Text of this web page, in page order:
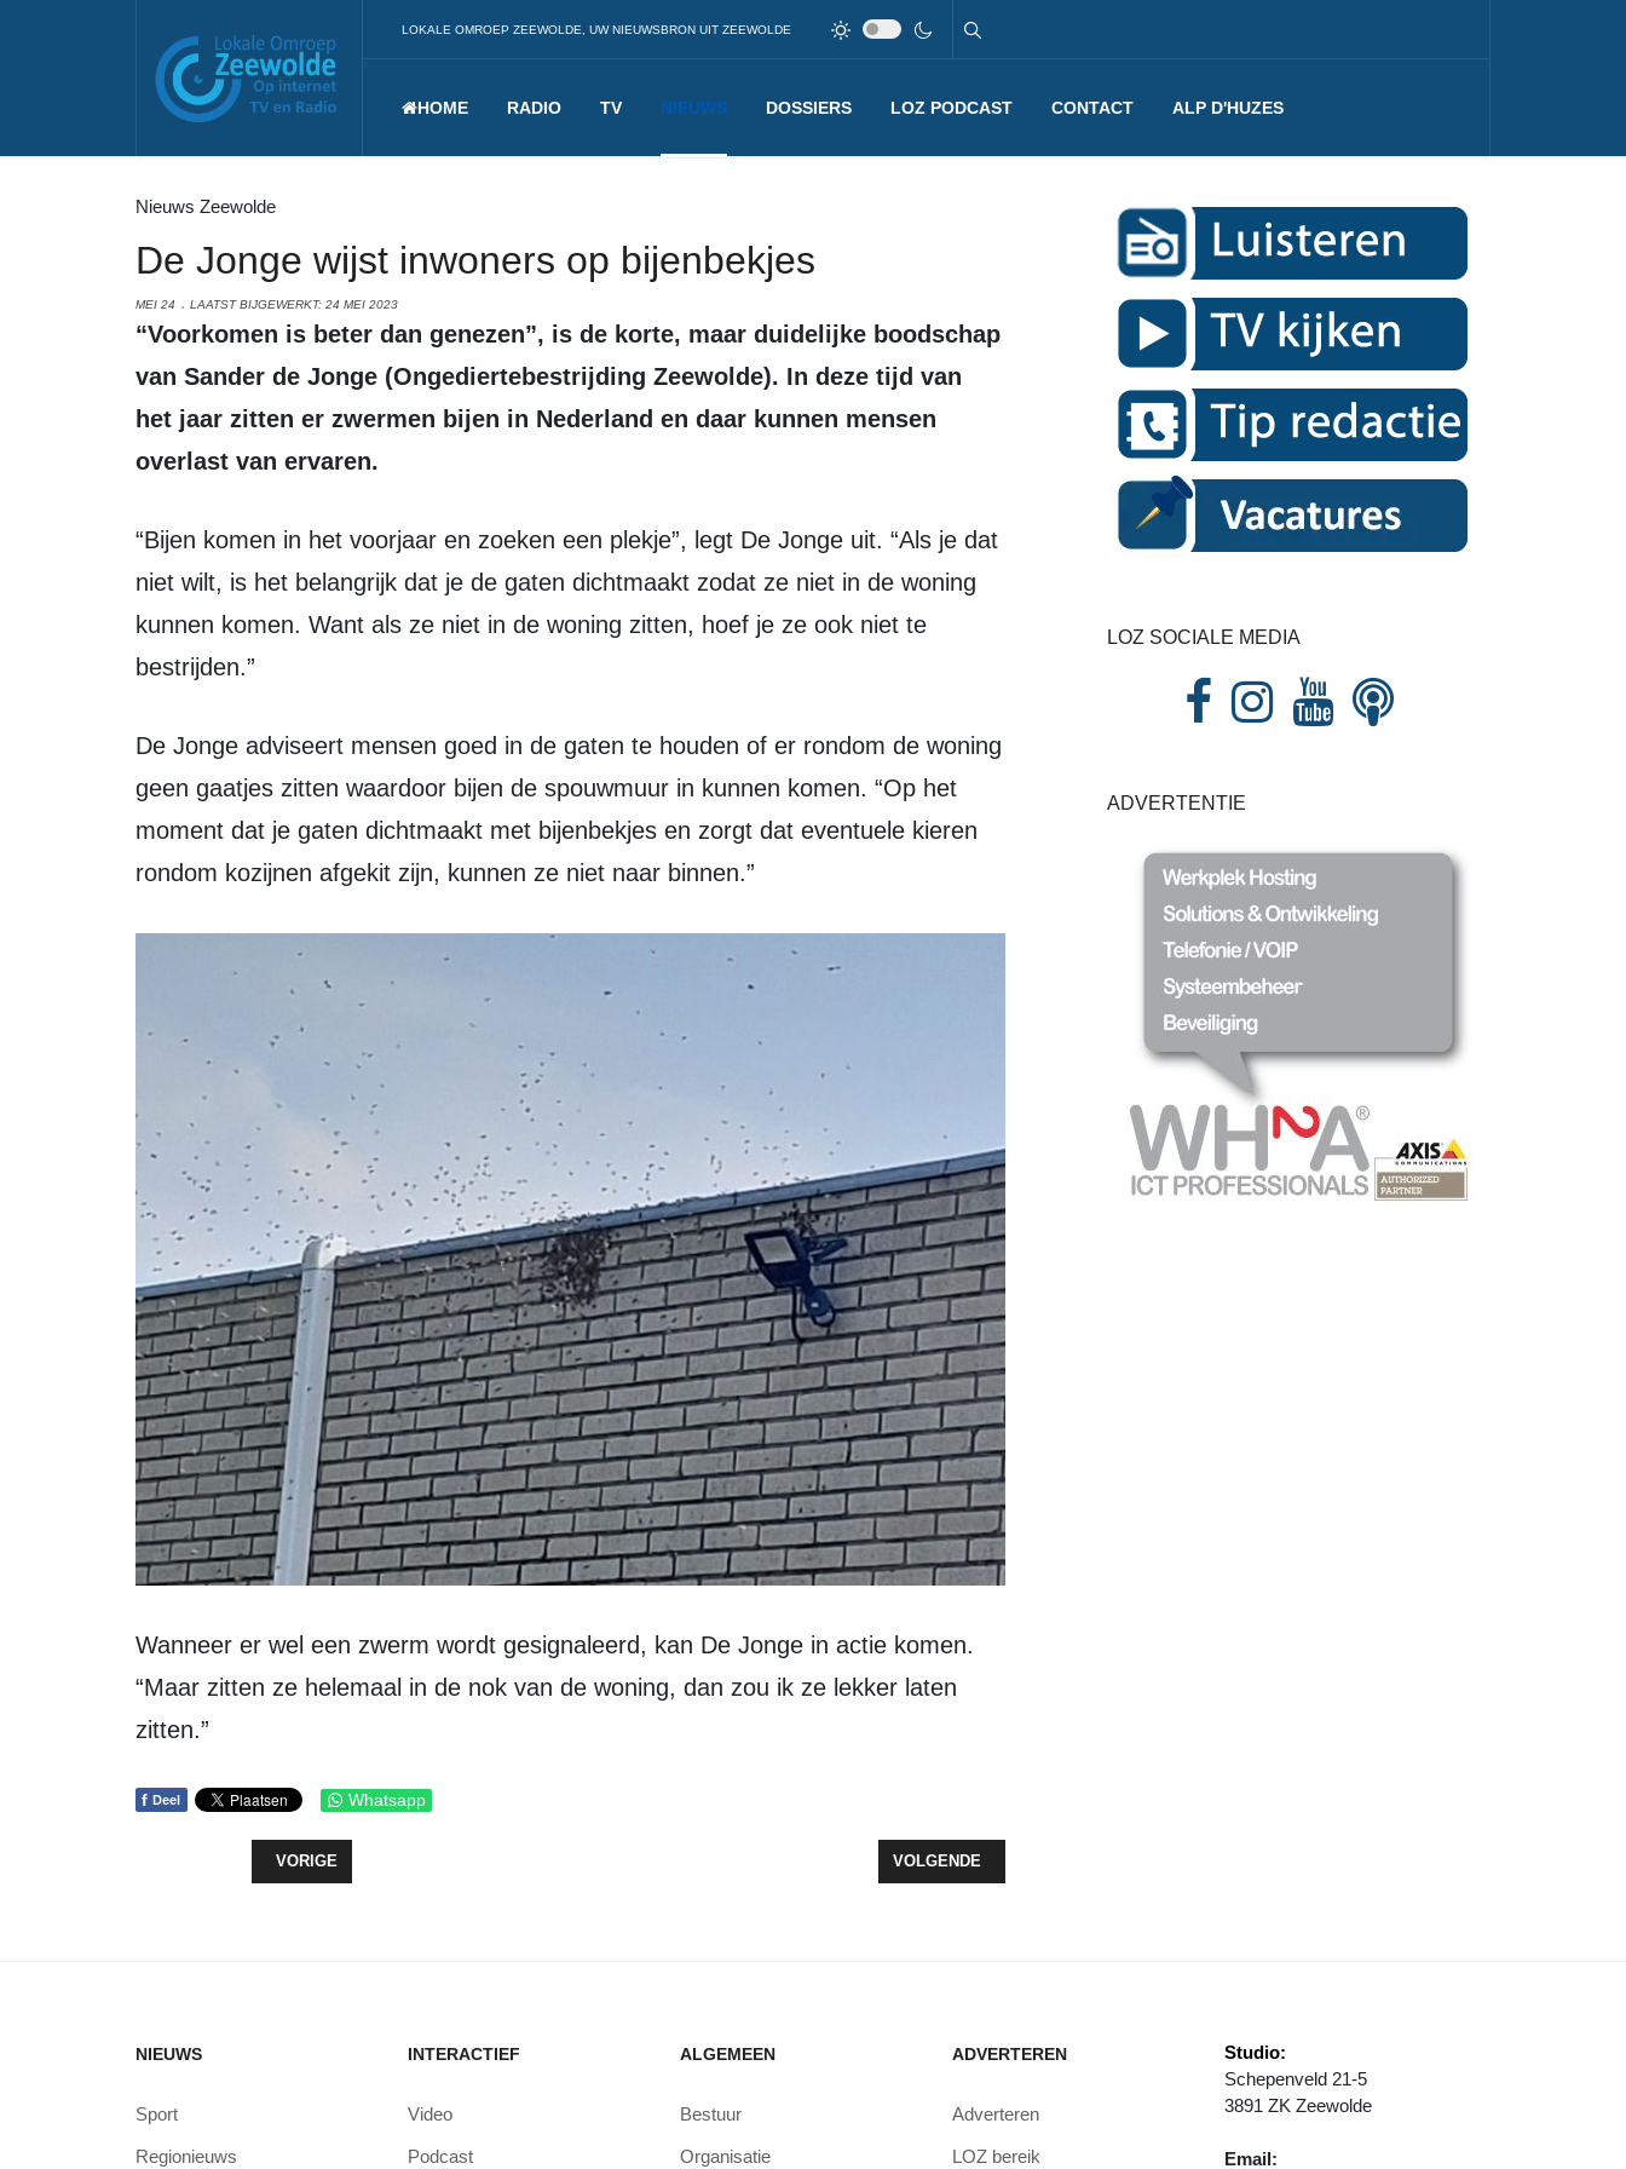
LOKALE OMROEP ZEEWOLDE, UW NIEUWSBRON UIT ZEEWOLDE
HOME RADIO TV NIEUWS DOSSIERS LOZ PODCAST CONTACT ALP D'HUZES
Nieuws Zeewolde
De Jonge wijst inwoners op bijenbekjes
MEI 24 LAATST BIJGEWERKT: 24 MEI 2023
“Voorkomen is beter dan genezen”, is de korte, maar duidelijke boodschap
van Sander de Jonge (Ongediertebestrijding Zeewolde). In deze tijd van
het jaar zitten er zwermen bijen in Nederland en daar kunnen mensen
overlast van ervaren.
“Bijen komen in het voorjaar en zoeken een plekje”, legt De Jonge uit. “Als je dat
niet wilt, is het belangrijk dat je de gaten dichtmaakt zodat ze niet in de woning
kunnen komen. Want als ze niet in de woning zitten, hoef je ze ook niet te
bestrijden.”
De Jonge adviseert mensen goed in de gaten te houden of er rondom de woning
geen gaatjes zitten waardoor bijen de spouwmuur in kunnen komen. “Op het
moment dat je gaten dichtmaakt met bijenbekjes en zorgt dat eventuele kieren
rondom kozijnen afgekit zijn, kunnen ze niet naar binnen.”
Wanneer er wel een zwerm wordt gesignaleerd, kan De Jonge in actie komen.
“Maar zitten ze helemaal in de nok van de woning, dan zou ik ze lekker laten
zitten.”
f Deel Whatsapp
VORIG ARTIKEL: WASMACHINE-ZITTEN KNOTSGEK EVENEMENT TIJDENS NACHT VAN ZEEWOLDE
VORIGE VOLGENDE ARTIKEL: TOON HERMANS HUIS ZEEWOLDE KRIJGT HULP VAN ROBS KAASTOUR
VOLGENDE
LOZ SOCIALE MEDIA
ADVERTENTIE
NIEUWS
Sport
Regionieuws
INTERACTIEF
Video
Podcast
ALGEMEEN
Bestuur
Organisatie
ADVERTEREN
Adverteren
LOZ bereik
Studio:
Schepenveld 21-5
3891 ZK Zeewolde
Email: